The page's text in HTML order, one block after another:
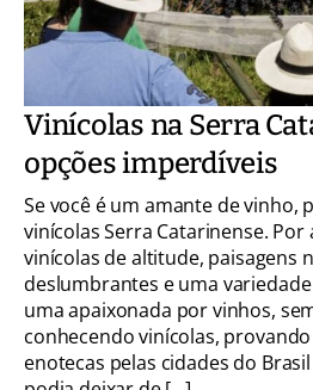
Vinícolas na Serra
opções imperdíveis
Se você é um amante de vinho,
vinícolas Serra Catarinense.
vinícolas de altitude, paisagens
deslumbrantes e uma
uma apaixonada por vinhos,
conhecendo vinícolas,
enotecas pelas cidades do